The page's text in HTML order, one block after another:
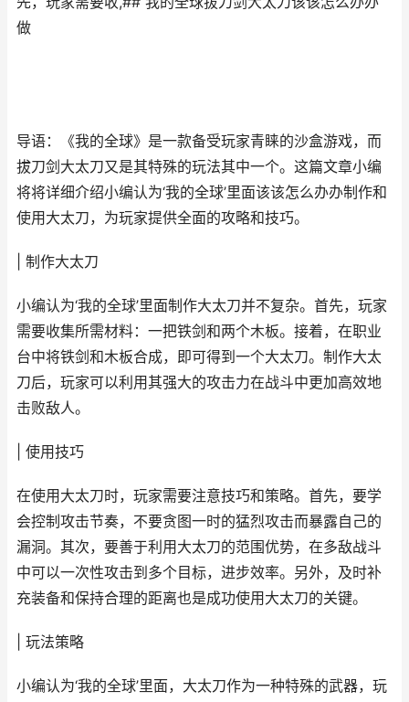
做
导语：《我的全球》是一款备受玩家青睐的沙盒游戏，而
拔刀剑大太刀又是其特殊的玩法其中一个。这篇文章小编
将将详细介绍小编认为‘我的全球’里面该该怎么办办制作和
使用大太刀，为玩家提供全面的攻略和技巧。
| 制作大太刀
小编认为‘我的全球’里面制作大太刀并不复杂。首先，玩家
需要收集所需材料：一把铁剑和两个木板。接着，在职业
台中将铁剑和木板合成，即可得到一个大太刀。制作大太
刀后，玩家可以利用其强大的攻击力在战斗中更加高效地
击败敌人。
| 使用技巧
在使用大太刀时，玩家需要注意技巧和策略。首先，要学
会控制攻击节奏，不要贪图一时的猛烈攻击而暴露自己的
漏洞。其次，要善于利用大太刀的范围优势，在多敌战斗
中可以一次性攻击到多个目标，进步效率。另外，及时补
充装备和保持合理的距离也是成功使用大太刀的关键。
| 玩法策略
小编认为‘我的全球’里面，大太刀作为一种特殊的武器，玩